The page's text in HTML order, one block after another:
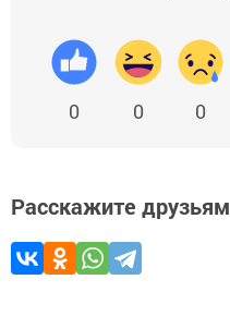
0 0 0
Расскажите друзьям